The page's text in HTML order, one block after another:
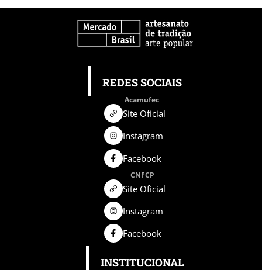
REDES SOCIAIS
Acamufec
Site Oficial
Instagram
Facebook
CNFCP
Site Oficial
Instagram
Facebook
INSTITUCIONAL